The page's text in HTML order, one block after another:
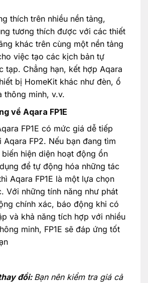
thích trên nhiều nền tảng,
tương thích được với các thiết
khác trên cùng một nền tảng
việc tạo các kịch bản tự
tạp. Chẳng hạn, kết hợp Aqara
bị HomeKit khác như đèn, ổ
thông minh, v.v.
về Aqara FP1E
FP1E có mức giá dễ tiếp
Aqara FP2. Nếu bạn đang tìm
hiện diện hoạt động ổn
để tự động hóa những tác
Aqara FP1E là một lựa chọn
Với những tính năng như phát
chính xác, báo động khi có
và khả năng tích hợp với nhiều
minh, FP1E sẽ đáp ứng tốt
đổi: Bạn nên kiểm tra giá cả